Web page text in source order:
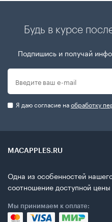
Будь в курсе
Подпишись и получай
Я даю согласие наобработку
MACAPPLES.RU
Одна из особенностей
соотношение доступной
Мы принимаем к оплате: